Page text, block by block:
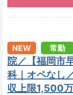
NEW 常勤
院／【福岡市
科｜オペなし
収上限1,500